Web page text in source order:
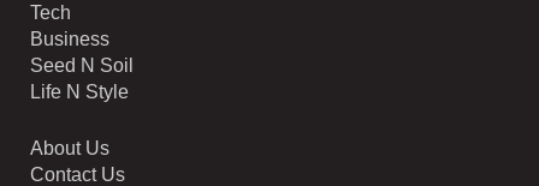
Tech
Business
Seed N Soil
Life N Style
About Us
Contact Us